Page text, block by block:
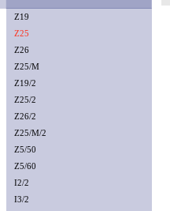
Z19
Z25
Z26
Z25/M
Z19/2
Z25/2
Z26/2
Z25/M/2
Z5/50
Z5/60
I2/2
I3/2